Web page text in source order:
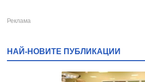
НАЙ-НОВИТЕ ПУБЛИКАЦИИ